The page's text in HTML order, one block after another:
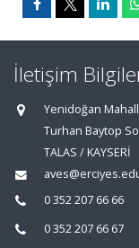
İletişim
Yenidoğan
Turhan Baytop
TALAS / KAYSERİ
0 352 207 66 66
0 352 207 66 67